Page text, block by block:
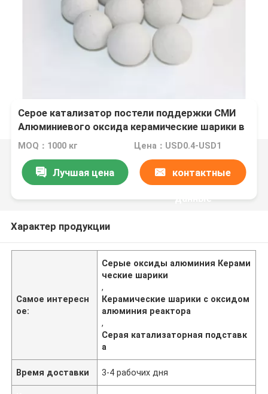
Серое катализатор постели поддержки СМИ
Алюминиевого оксида керамические шарики в
реакторе
MOQ：1000 кг Цена：USD0.4-USD1
Лучшая цена контактные
данные
Характер продукции
Самое интересн
ое:
Серые оксиды алюминия Керами
ческие шарики
,
Керамические шарики с оксидом
алюминия реактора
,
Серая катализаторная подставк
а
Время доставки 3-4 рабочих дня